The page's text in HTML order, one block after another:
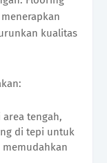
kualitas
tengah,
di tepi untuk